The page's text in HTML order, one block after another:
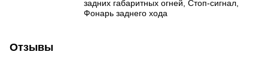
задних габаритных огней, Стоп-сигнал,
Фонарь заднего хода
Отзывы